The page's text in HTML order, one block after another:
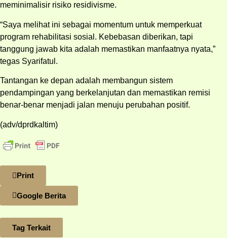
meminimalisir risiko residivisme.
“Saya melihat ini sebagai momentum untuk memperkuat
program rehabilitasi sosial. Kebebasan diberikan, tapi
tanggung jawab kita adalah memastikan manfaatnya nyata,”
tegas Syarifatul.
Tantangan ke depan adalah membangun sistem
pendampingan yang berkelanjutan dan memastikan remisi
benar‑benar menjadi jalan menuju perubahan positif.
(adv/dprdkaltim)
Print
Google Berita
Tag Terkait